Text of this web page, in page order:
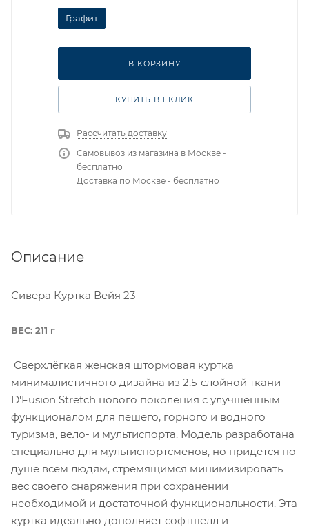
Графит
В КОРЗИНУ
КУПИТЬ В 1 КЛИК
Рассчитать доставку
Самовывоз из магазина в Москве -
бесплатно
Доставка по Москве - бесплатно
Описание
Сивера Куртка Вейя 23
ВЕС: 211 г
Сверхлёгкая женская штормовая куртка
минималистичного дизайна из 2.5-слойной ткани
D'Fusion Stretch нового поколения с улучшенным
функционалом для пешего, горного и водного
туризма, вело- и мультиспорта. Модель разработана
специально для мультиспортсменов, но придется по
душе всем людям, стремящимся минимизировать
вес своего снаряжения при сохранении
необходимой и достаточной функциональности. Эта
куртка идеально дополняет софтшелл и